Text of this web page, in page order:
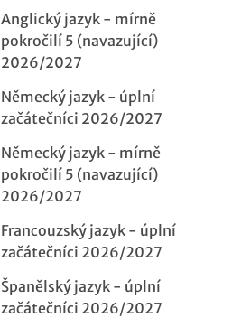
Anglický jazyk - mírně
pokročilí 5 (navazující)
2026/2027
Německý jazyk - úplní
začátečníci 2026/2027
Německý jazyk - mírně
pokročilí 5 (navazující)
2026/2027
Francouzský jazyk - úplní
začátečníci 2026/2027
Španělský jazyk - úplní
začátečníci 2026/2027